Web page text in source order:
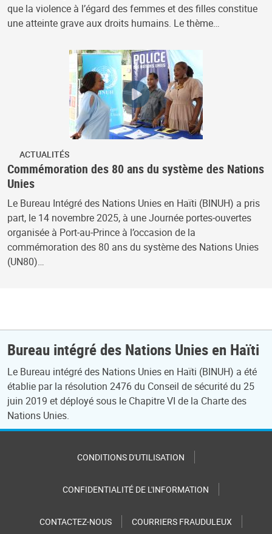
que la violence à l’égard des femmes et des filles constitue
une atteinte grave aux droits humains. Le thème…
ACTUALITÉS
Commémoration des 80 ans du système des Nations
Unies
Le Bureau Intégré des Nations Unies en Haïti (BINUH) a pris
part, le 14 novembre 2025, à une Journée portes‑ouvertes
organisée à Port‑au‑Prince à l’occasion de la
commémoration des 80 ans du système des Nations Unies
(UN80)…
Bureau intégré des Nations Unies en Haïti
Le Bureau intégré des Nations Unies en Haïti (BINUH) a été
établie par la résolution 2476 du Conseil de sécurité du 25
juin 2019 et déployé sous le Chapitre VI de la Charte des
Nations Unies.
CONDITIONS D'UTILISATION
CONFIDENTIALITÉ DE L'INFORMATION
CONTACTEZ-NOUS COURRIERS FRAUDULEUX